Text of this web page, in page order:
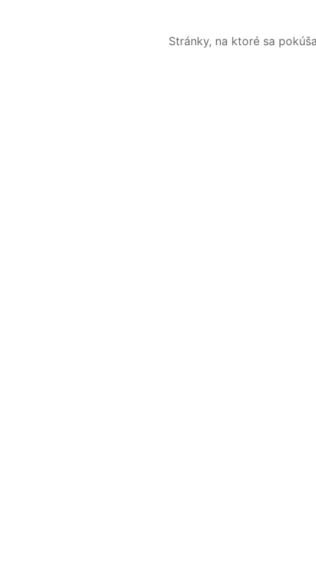
Stránky, na ktoré sa